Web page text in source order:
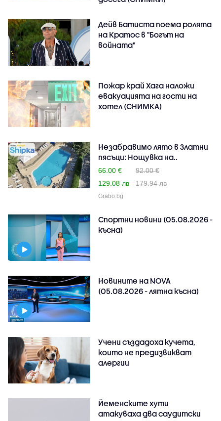
Дейв Батиста поема ролята
на Кратос в "Богът на
войната"
Пожар край Хага наложи
евакуацията на гости на
хотел (СНИМКА)
Незабравимо лято в Златни
пясъци: Нощувка на..
66.00 €
92.00 €
129.08 лв
179.94 лв
Grabo.bg
Спортни новини (05.08.2026 -
късна)
Новините на NOVA
(05.08.2026 - лятна късна)
Учени създадоха кучета,
които не предизвикват
алергии
Йеменските хути
атакуваха два саудитски